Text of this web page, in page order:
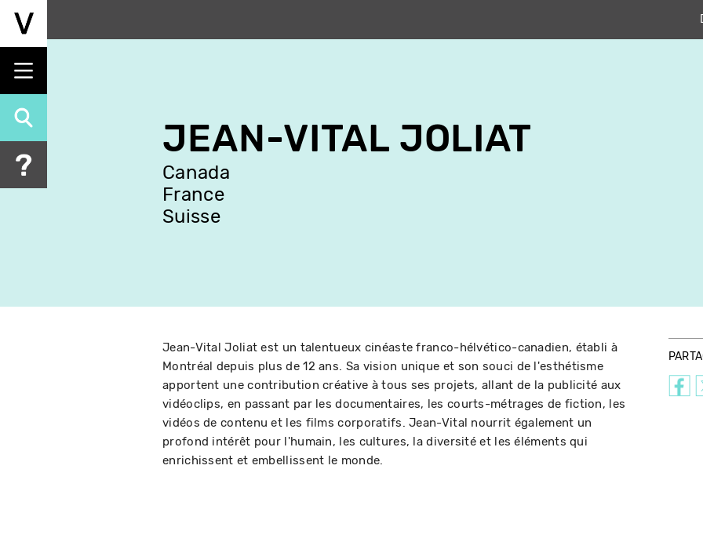
Aller
principal
JEAN-VITAL JOLIAT
Canada
France
Suisse
Jean-Vital Joliat est un talentueux cinéaste franco-hélvético-canadien, établi à
Montréal depuis plus de 12 ans. Sa vision unique et son souci de l'esthétisme
apportent une contribution créative à tous ses projets, allant de la publicité aux
vidéoclips, en passant par les documentaires, les courts-métrages de fiction, les
vidéos de contenu et les films corporatifs. Jean-Vital nourrit également un
profond intérêt pour l'humain, les cultures, la diversité et les éléments qui
enrichissent et embellissent le monde.